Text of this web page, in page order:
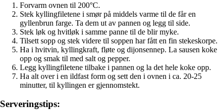
Forvarm ovnen til 200°C.
Stek kyllingfiletene i smør på middels varme til de får en
gyllenbrun farge. Ta dem ut av pannen og legg til side.
Stek løk og hvitløk i samme panne til de blir myke.
Tilsett sopp og stek videre til soppen har fått en fin stekeskorpe.
Ha i hvitvin, kyllingkraft, fløte og dijonsennep. La sausen koke
opp og smak til med salt og pepper.
Legg kyllingfiletene tilbake i pannen og la det hele koke opp.
Ha alt over i en ildfast form og sett den i ovnen i ca. 20-25
minutter, til kyllingen er gjennomstekt.
Serveringstips: